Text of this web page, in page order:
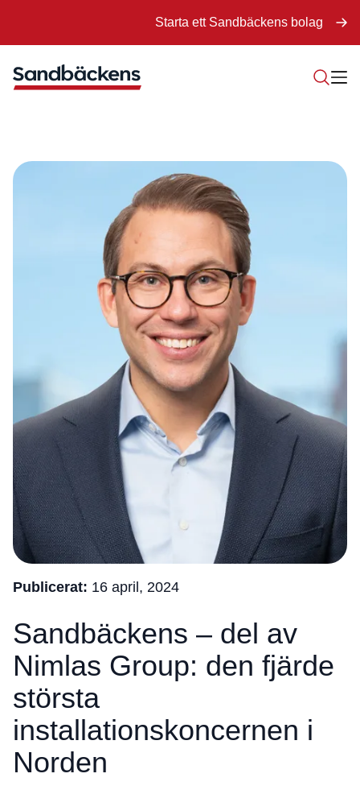
Starta ett Sandbäckens bolag
Publicerat: 16 april, 2024
Sandbäckens – del av
Nimlas Group: den fjärde
största
installationskoncernen i
Norden